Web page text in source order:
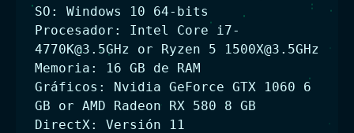
SO: Windows 10 64-bits
Procesador: Intel Core i7-
4770K@3.5GHz or Ryzen 5
1500X@3.5GHz
Memoria: 16 GB de RAM
Gráficos: Nvidia GeForce GTX 1060 6
GB or AMD Radeon RX 580 8 GB
DirectX: Versión 11